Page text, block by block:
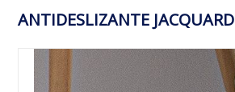
ANTIDESLIZANTE JACQUARD